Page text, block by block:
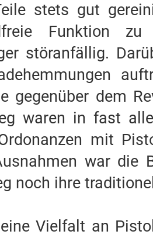
stets gut
Funktion zu
störanfällig.
gegenüber dem
waren in fast
mit
war die
noch ihre
Vielfalt an